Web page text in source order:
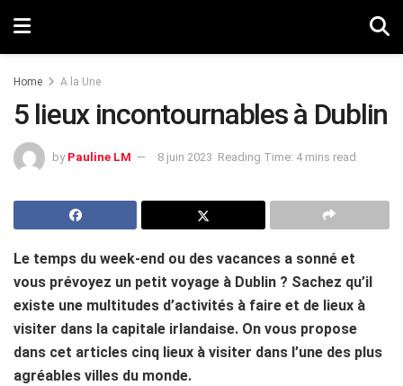
Home A la Une
5 lieux incontournables à Dublin
by Pauline LM 8 juin 2023 Reading Time: 4 mins read
Le temps du week-end ou des vacances a sonné et
vous prévoyez un petit voyage à Dublin ? Sachez qu’il
existe une multitudes d’activités à faire et de lieux à
visiter dans la capitale irlandaise. On vous propose
dans cet articles cinq lieux à visiter dans l’une des plus
agréables villes du monde.